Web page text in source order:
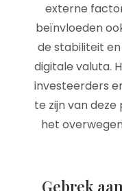
externe
beïnvloeden
de stabiliteit
digitale valuta.
investeerders
te zijn van
het
Gebrek